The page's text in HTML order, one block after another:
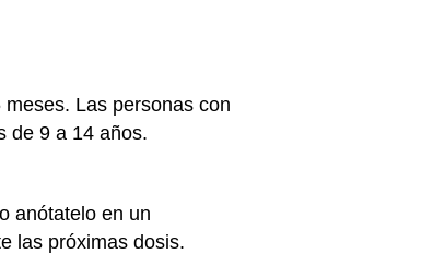
Las personas con
de 9 a 14 años.
anótatelo en un
las próximas dosis.